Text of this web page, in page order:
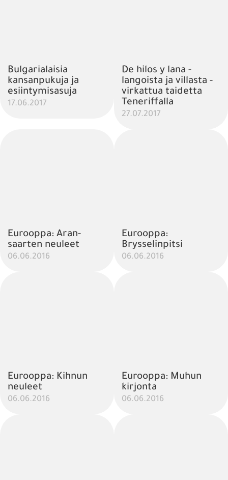
Bulgarialaisia
kansanpukuja ja
esiintymisasuja
17.06.2017
De hilos y lana -
langoista ja villasta -
virkattua taidetta
Teneriffalla
27.07.2017
Eurooppa: Aran-
saarten neuleet
06.06.2016
Eurooppa:
Brysselinpitsi
06.06.2016
Eurooppa: Kihnun
neuleet
06.06.2016
Eurooppa: Muhun
kirjonta
06.06.2016